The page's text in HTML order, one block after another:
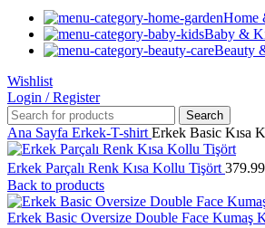
Home
Baby &
Beauty
Wishlist
Login / Register
Search
Ana Sayfa Erkek-T-shirt Erkek Basic Kısa
Erkek Parçalı Renk Kısa Kollu Tişört 379.99
Back to products
Erkek Basic Oversize Double Face Kumaş